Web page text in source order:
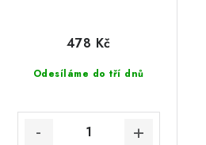
Odesíláme do tří dnů
478 Kč